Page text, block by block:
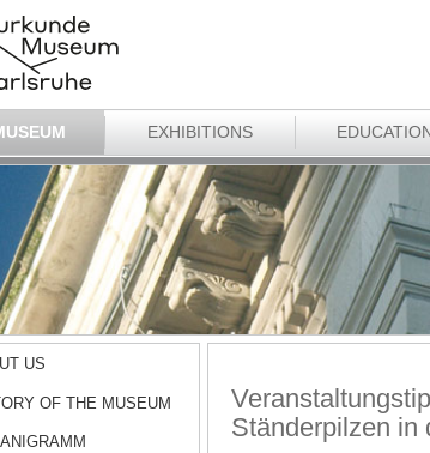
EXHIBITIONS
US
OF THE MUSEUM
Ständerpilzen in